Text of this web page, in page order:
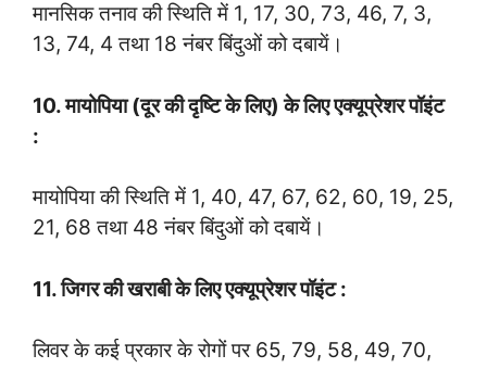
मानसिक तनाव की स्थिति में 1, 17, 30, 73, 46, 7, 3,
13, 74, 4 तथा 18 नंबर बिंदुओं को दबायें।
10. मायोपिया (दूर की दृष्टि के लिए) के लिए एक्यूप्रेशर पॉइंट
:
मायोपिया की स्थिति में 1, 40, 47, 67, 62, 60, 19, 25,
21, 68 तथा 48 नंबर बिंदुओं को दबायें।
11. जिगर की खराबी के लिए एक्यूप्रेशर पॉइंट :
लिवर के कई प्रकार के रोगों पर 65, 79, 58, 49, 70,